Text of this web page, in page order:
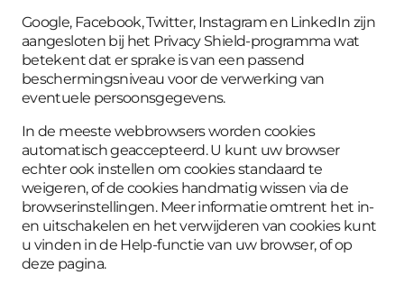
Google, Facebook, Twitter, Instagram en LinkedIn zijn
aangesloten bij het Privacy Shield-programma wat
betekent dat er sprake is van een passend
beschermingsniveau voor de verwerking van
eventuele persoonsgegevens.
In de meeste webbrowsers worden cookies
automatisch geaccepteerd. U kunt uw browser
echter ook instellen om cookies standaard te
weigeren, of de cookies handmatig wissen via de
browserinstellingen. Meer informatie omtrent het in-
en uitschakelen en het verwijderen van cookies kunt
u vinden in de Help-functie van uw browser, ofop
deze pagina.